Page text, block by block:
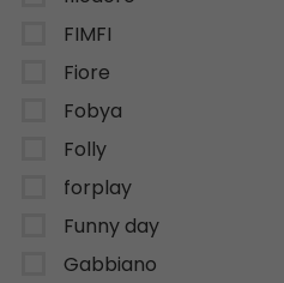
FIMFI
Fiore
Fobya
Folly
forplay
Funny day
Gabbiano